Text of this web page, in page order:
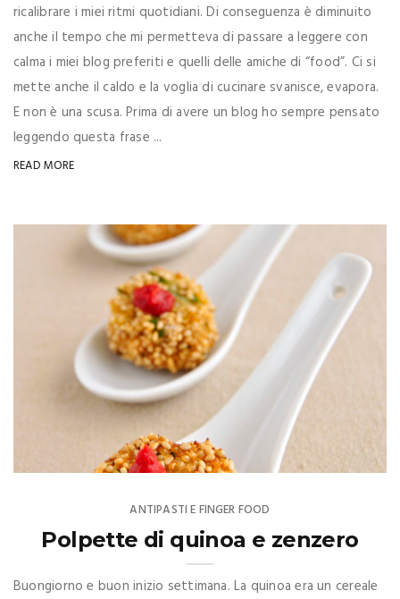
ricalibrare i miei ritmi quotidiani. Di conseguenza è diminuito
anche il tempo che mi permetteva di passare a leggere con
calma i miei blog preferiti e quelli delle amiche di “food”. Ci si
mette anche il caldo e la voglia di cucinare svanisce, evapora.
E non è una scusa. Prima di avere un blog ho sempre pensato
leggendo questa frase ...
READ MORE
ANTIPASTI E FINGER FOOD
Polpette di quinoa e zenzero
Buongiorno e buon inizio settimana. La quinoa era un cereale